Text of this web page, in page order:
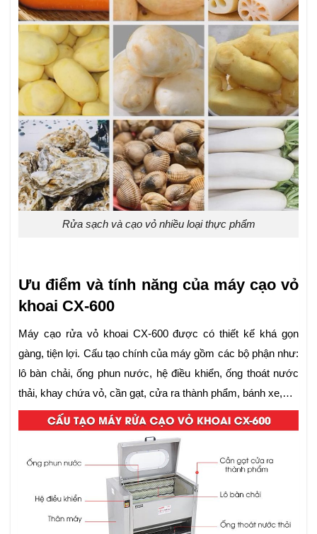
Rửa sạch và cạo vỏ nhiều loại thực phẩm
Ưu điểm và tính năng của máy cạo vỏ
khoai CX-600
Máy cạo rửa vỏ khoai CX-600 được có thiết kế khá gọn
gàng, tiện lợi. Cấu tạo chính của máy gồm các bộ phận như:
lô bàn chải, ống phun nước, hệ điều khiển, ống thoát nước
thải, khay chứa vỏ, cần gạt, cửa ra thành phẩm, bánh xe,…